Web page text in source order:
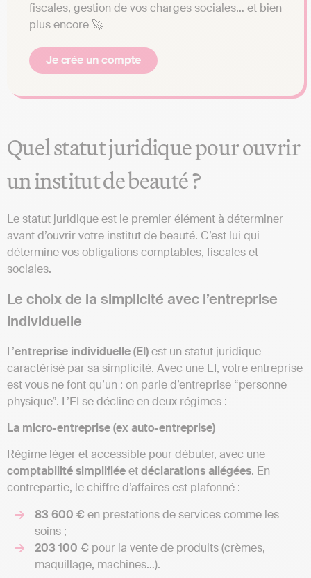
fiscales, gestion de vos charges sociales… et bien
plus encore 🚀
Je crée un compte
Quel statut juridique pour ouvrir
un institut de beauté ?
Le statut juridique est le premier élément à déterminer
avant d’ouvrir votre institut de beauté. C’est lui qui
détermine vos obligations comptables, fiscales et
sociales.
Le choix de la simplicité avec l’entreprise
individuelle
L’entreprise individuelle (EI)est un statut juridique
caractérisé par sa simplicité. Avec une EI, votre entreprise
est vous ne font qu’un : on parle d’entreprise “personne
physique”. L’EI se décline en deux régimes :
La micro-entreprise (ex auto-entreprise)
Régime léger et accessible pour débuter, avec une
comptabilité simplifiéeetdéclarations allégées. En
contrepartie, le chiffre d’affaires est plafonné :
83 600 €en prestations de services comme les
soins ;
203 100 € pour la vente de produits (crèmes,
maquillage, machines…).